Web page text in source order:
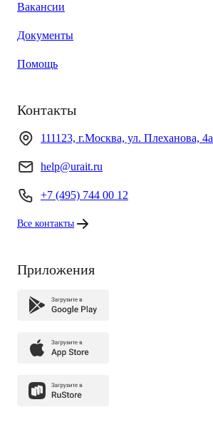
Вакансии
Документы
Помощь
Контакты
111123, г.Москва, ул. Плеханова, 4а
help@urait.ru
+7 (495) 744 00 12
Все контакты
Приложения